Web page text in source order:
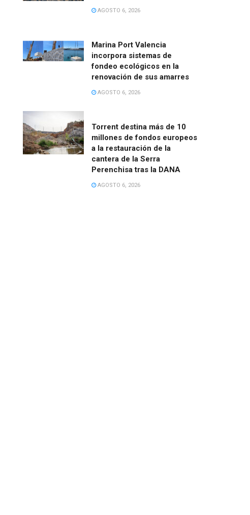
AGOSTO 6, 2026
Marina Port Valencia
incorpora sistemas de
fondeo ecológicos en la
renovación de sus amarres
AGOSTO 6, 2026
Torrent destina más de 10
millones de fondos europeos
a la restauración de la
cantera de la Serra
Perenchisa tras la DANA
AGOSTO 6, 2026